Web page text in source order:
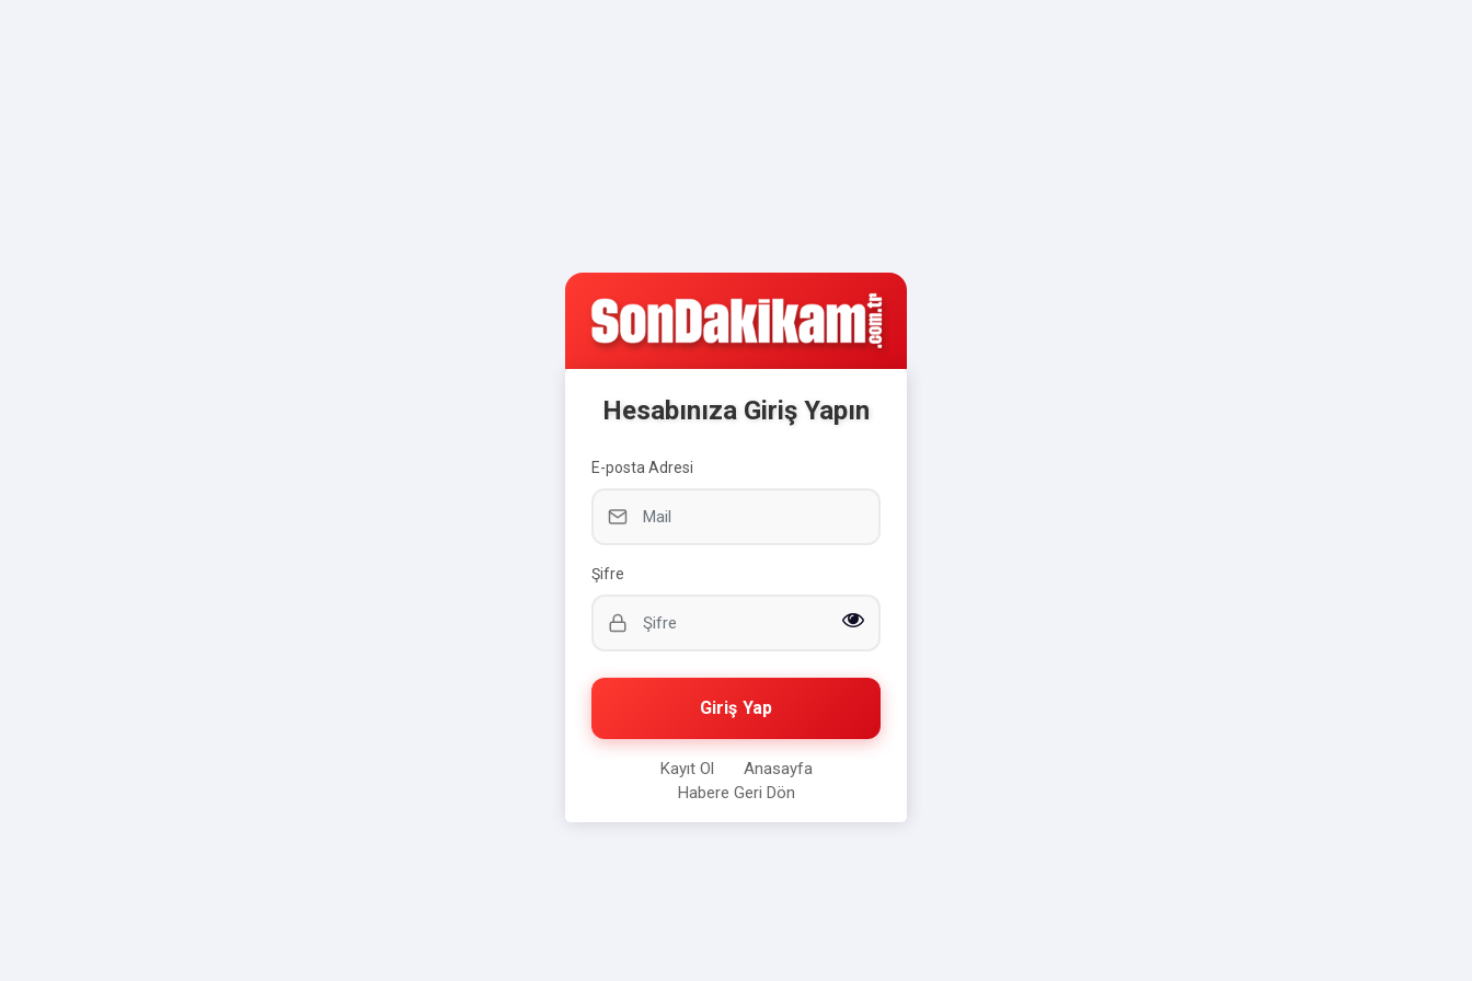
Hesabınıza Giriş Yapın
E-posta Adresi
Şifre
Giriş Yap
Kayıt Ol
Anasayfa
Habere Geri Dön